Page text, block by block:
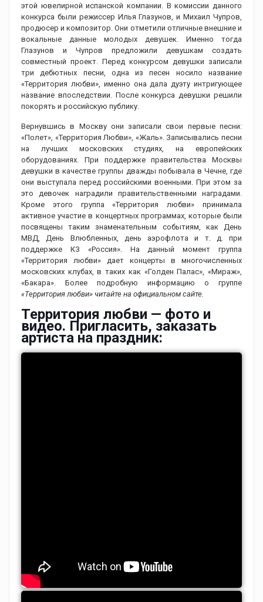
этой ювелирной испанской компании. В комиссии данного
конкурса были режиссер Илья Глазунов, и Михаил Чупров,
продюсер и композитор. Они отметили отличные внешние и
вокальные данные молодых девушек. Именно тогда
Глазунов и Чупров предложили девушкам создать
совместный проект. Перед конкурсом девушки записали
три дебютных песни, одна из песен носило название
«Территория любви», именно она дала дуэту интригующее
название впоследствии. После конкурса девушки решили
покорять и российскую публику.
Вернувшись в Москву они записали свои первые песни:
«Полет», «Территория Любви», «Жаль». Записывались песни
на лучших московских студиях, на европейских
оборудованиях. При поддержке правительства Москвы
девушки в качестве группы дважды побывала в Чечне, где
они выступала перед российскими военными. При этом за
это девочек наградили правительственными наградами.
Кроме этого группа «Территория любви» принимала
активное участие в концертных программах, которые были
посвящены таким знаменательным событиям, как День
МВД, День Влюбленных, день аэрофлота и т. д. при
поддержке КЗ «Россия». На данный момент группа
«Территория любви» дает концерты в многочисленных
московских клубах, в таких как «Голден Палас», «Мираж»,
«Бакара». Более подробную информацию о группе
«Территория любви» читайте на официальном сайте.
Территория любви — фото и
видео. Пригласить, заказать
артиста на праздник: